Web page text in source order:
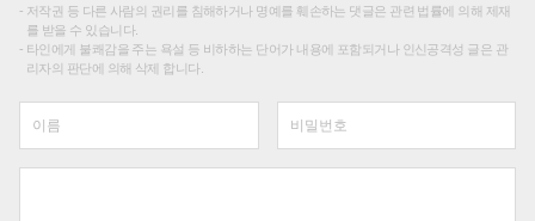
저작권 등 다른 사람의 권리를 침해하거나 명예를 훼손하는 댓글은 관련 법률에 의해 제재
를 받을 수 있습니다.
타인에게 불쾌감을 주는 욕설 등 비하하는 단어가 내용에 포함되거나 인신공격성 글은 관
리자의 판단에 의해 삭제 합니다.